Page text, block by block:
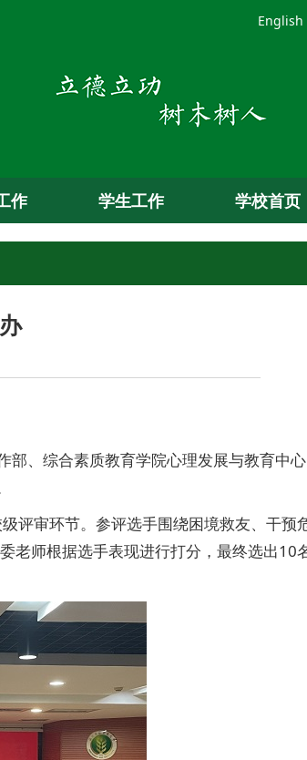
English
作 学生工作 学校首页
部、综合素质教育学院心理发展与教育中心
评审环节。参评选手围绕困境救友、干预
老师根据选手表现进行打分，最终选出10